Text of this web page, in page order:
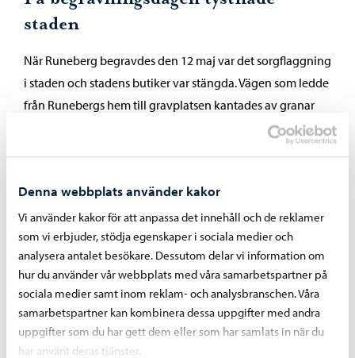
Denna webbplats använder kakor
Vi använder kakor för att anpassa det innehåll och de reklamer
som vi erbjuder, stödja egenskaper i sociala medier och
analysera antalet besökare. Dessutom delar vi information om
hur du använder vår webbplats med våra samarbetspartner på
sociala medier samt inom reklam- och analysbranschen. Våra
samarbetspartner kan kombinera dessa uppgifter med andra
uppgifter som du har gett dem eller som har samlats in när du
har använt deras tjänster.
staden
När Runeberg begravdes den 12 maj var det sorgflaggning
i staden och stadens butiker var stängda. Vägen som ledde
från Runebergs hem till gravplatsen kantades av granar
begravningsföljet gick förutom familjen och släktingarna
kyrkan, universitetet och Borgå stad, konstnärer och
författare samt stadens invånare.
Fredrik Pacius ledde gardets musikkår och studenternas
sångare. Runebergs vän J. V. Snellman höll ett minnestal å
Finlands folks vägnar och lade en krans av liljekonvaljer
och lagerblad vid graven. Också en annan vän, Zachris
Topelius, talade vid graven som representant för